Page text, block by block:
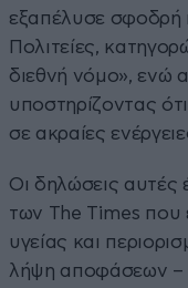
εξαπέλυσε σφοδρή
Πολιτείες,
διεθνή νόμο», ενώ
υποστηρίζοντας
σε ακραίες
Οι δηλώσεις αυτές
των The Times που
υγείας και
λήψη αποφάσεων –